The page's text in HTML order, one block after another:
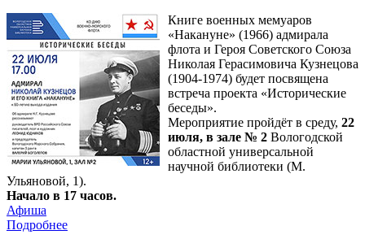
Книге военных мемуаров
«Накануне» (1966) адмирала
флота и Героя Советского Союза
Николая Герасимовича Кузнецова
(1904-1974) будет посвящена
встреча проекта «Исторические
беседы».
Мероприятие пройдёт в среду, 22
июля, в зале № 2 Вологодской
областной универсальной
научной библиотеки (М.
Ульяновой, 1).
Начало в 17 часов.
Афиша
Подробнее